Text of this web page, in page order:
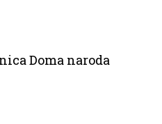
Doma naroda